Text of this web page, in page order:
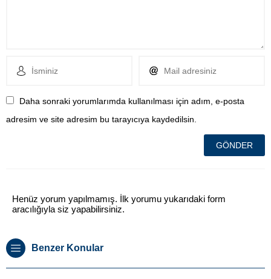
Daha sonraki yorumlarımda kullanılması için adım, e-posta
adresim ve site adresim bu tarayıcıya kaydedilsin.
Henüz yorum yapılmamış. İlk yorumu yukarıdaki form
aracılığıyla siz yapabilirsiniz.
Benzer Konular